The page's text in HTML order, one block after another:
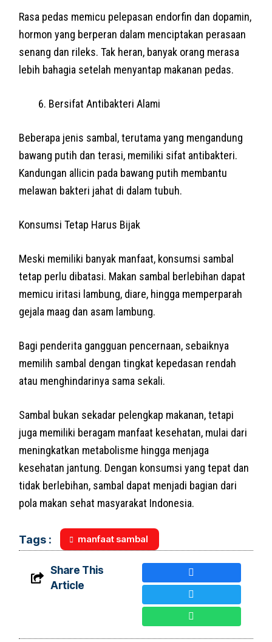
Rasa pedas memicu pelepasan endorfin dan dopamin,
hormon yang berperan dalam menciptakan perasaan
senang dan rileks. Tak heran, banyak orang merasa
lebih bahagia setelah menyantap makanan pedas.
Bersifat Antibakteri Alami
Beberapa jenis sambal, terutama yang mengandung
bawang putih dan terasi, memiliki sifat antibakteri.
Kandungan allicin pada bawang putih membantu
melawan bakteri jahat di dalam tubuh.
Konsumsi Tetap Harus Bijak
Meski memiliki banyak manfaat, konsumsi sambal
tetap perlu dibatasi. Makan sambal berlebihan dapat
memicu iritasi lambung, diare, hingga memperparah
gejala maag dan asam lambung.
Bagi penderita gangguan pencernaan, sebaiknya
memilih sambal dengan tingkat kepedasan rendah
atau menghindarinya sama sekali.
Sambal bukan sekadar pelengkap makanan, tetapi
juga memiliki beragam manfaat kesehatan, mulai dari
meningkatkan metabolisme hingga menjaga
kesehatan jantung. Dengan konsumsi yang tepat dan
tidak berlebihan, sambal dapat menjadi bagian dari
pola makan sehat masyarakat Indonesia.
Tags : manfaat sambal
Share This
Article